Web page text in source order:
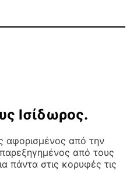
Ισίδωρος.
αφορισμένος από την
από τους
πάντα στις κορυφές τις